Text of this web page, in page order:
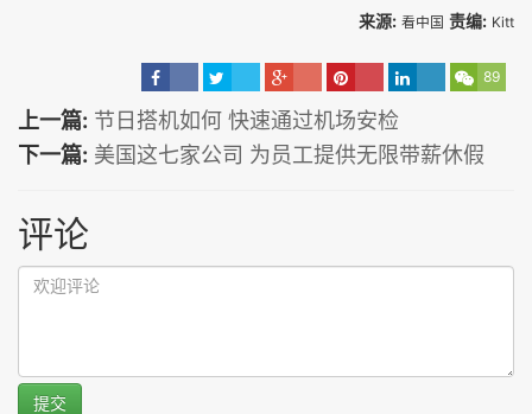
来源: 看中国 责编: Kitt
89
上一篇: 节日搭机如何 快速通过机场安检
下一篇: 美国这七家公司 为员工提供无限带薪休假
评论
提交